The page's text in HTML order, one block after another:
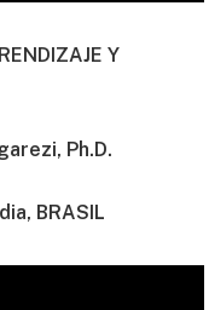
Y
Ph.D.
BRASIL